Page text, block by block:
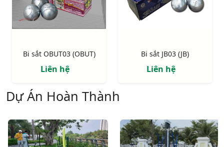
Bi sắt OBUT03 (OBUT)
Liên hệ
Bi sắt JB03 (JB)
Liên hệ
Dự Án Hoàn Thành